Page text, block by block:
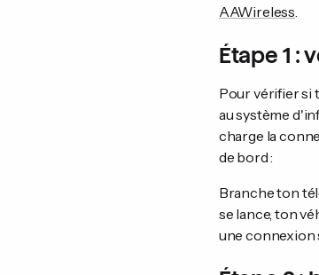
AAWireless
Étape 1 :
Pour vérifier si
au système
charge la
de bord :
Branche ton
se lance, ton
une connexion